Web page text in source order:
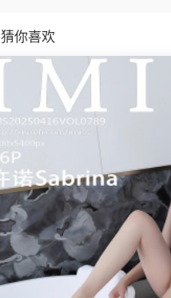
猜你喜欢